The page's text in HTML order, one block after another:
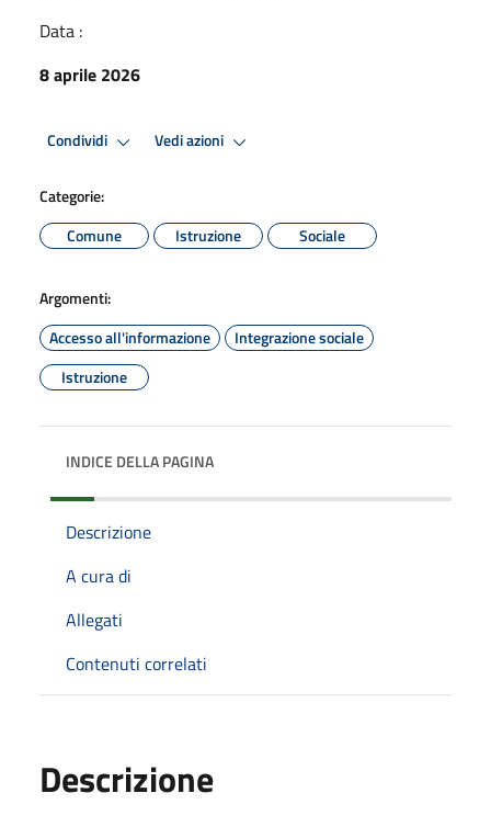
Data :
8 aprile 2026
Condividi Vedi azioni
Categorie:
Comune
Istruzione Sociale
Argomenti:
Accesso all'informazione
Integrazione sociale
Istruzione
INDICE DELLA PAGINA
Descrizione
A cura di
Allegati
Contenuti correlati
Descrizione